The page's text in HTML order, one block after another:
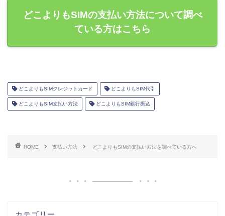
どこよりもSIMの支払い方法について調べ
ている方はこちら
どこよりもSIMクレジットカード どこよりもSIM代引
どこよりもSIM支払い方法 どこよりもSIM銀行振込
HOME 支払い方法 どこよりもSIMの支払い方法を調べている方へ